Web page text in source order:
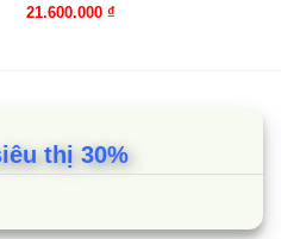
920x1077x330
21.600.000 ₫
thị 30%